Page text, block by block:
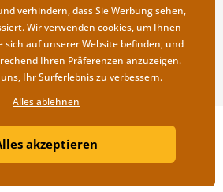
©2019 © Dovido.at.
| Online-Shop erstellt von
verhindern, dass Sie Werbung sehen,
Wir verwenden cookies, um Ihnen
sich auf unserer Website befinden, und
Ihren Präferenzen anzuzeigen.
Ihr Surferlebnis zu verbessern.
Alles ablehnen
akzeptieren